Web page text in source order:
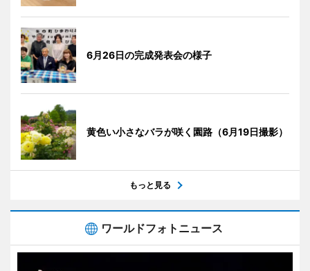
6月26日の完成発表会の様子
黄色い小さなバラが咲く園路（6月19日撮影）
もっと見る
ワールドフォトニュース